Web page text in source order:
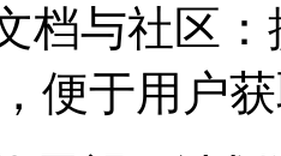
与社区：
便于用户